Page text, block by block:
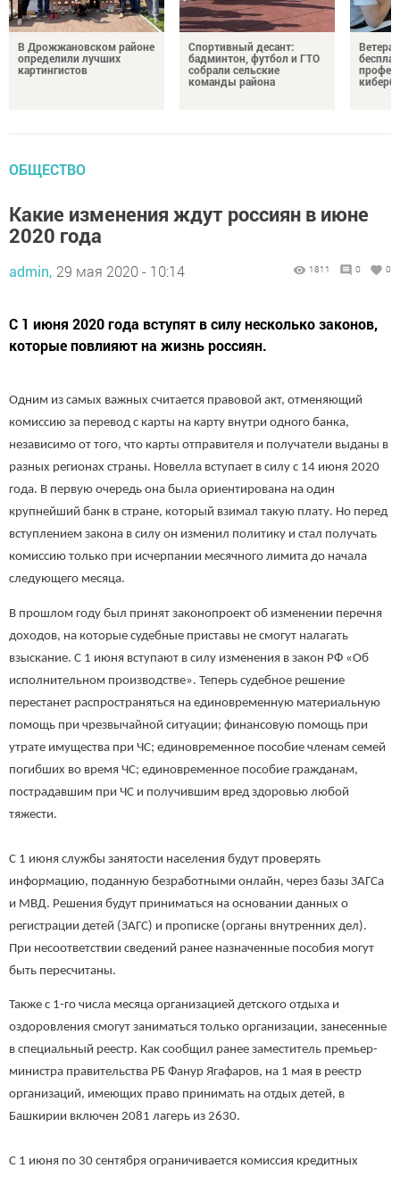
В Дрожжановском районе
определили лучших
картингистов
Спортивный десант:
бадминтон, футбол и ГТО
собрали сельские
команды района
ОБЩЕСТВО
Какие изменения ждут россиян в июне
2020 года
admin, 29 мая 2020 - 10:14 1811 0 0
С 1 июня 2020 года вступят в силу несколько законов,
которые повлияют на жизнь россиян.
Одним из самых важных считается правовой акт, отменяющий
комиссию за перевод с карты на карту внутри одного банка,
независимо от того, что карты отправителя и получатели выданы в
разных регионах страны. Новелла вступает в силу с 14 июня 2020
года. В первую очередь она была ориентирована на один
крупнейший банк в стране, который взимал такую плату. Но перед
вступлением закона в силу он изменил политику и стал получать
комиссию только при исчерпании месячного лимита до начала
следующего месяца.
В прошлом году был принят законопроект об изменении перечня
доходов, на которые судебные приставы не смогут налагать
взыскание. С 1 июня вступают в силу изменения в закон РФ «Об
исполнительном производстве». Теперь судебное решение
перестанет распространяться на единовременную материальную
помощь при чрезвычайной ситуации; финансовую помощь при
утрате имущества при ЧС; единовременное пособие членам семей
погибших во время ЧС; единовременное пособие гражданам,
пострадавшим при ЧС и получившим вред здоровью любой
тяжести.
С 1 июня службы занятости населения будут проверять
информацию, поданную безработными онлайн, через базы ЗАГСа
и МВД. Решения будут приниматься на основании данных о
регистрации детей (ЗАГС) и прописке (органы внутренних дел).
При несоответствии сведений ранее назначенные пособия могут
быть пересчитаны.
Также с 1-го числа месяца организацией детского отдыха и
оздоровления смогут заниматься только организации, занесенные
в специальный реестр. Как сообщил ранее заместитель премьер-
министра правительства РБ Фанур Ягафаров, на 1 мая в реестр
организаций, имеющих право принимать на отдых детей, в
Башкирии включен 2081 лагерь из 2630.
С 1 июня по 30 сентября ограничивается комиссия кредитных